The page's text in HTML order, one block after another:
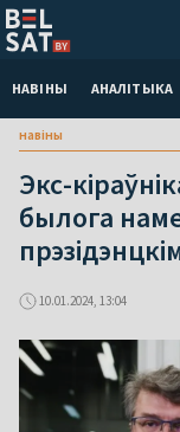
НАВІНЫ АНАЛІТЫКА
навіны
Экс-
былога
10.01.2024, 13:04